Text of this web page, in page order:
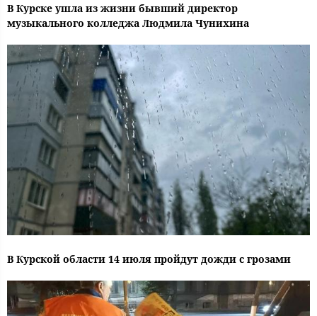
В Курске ушла из жизни бывший директор
музыкального колледжа Людмила Чунихина
В Курской области 14 июля пройдут дожди с грозами